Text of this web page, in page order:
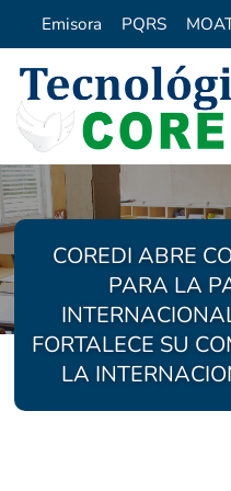
Emisora PQRS
COREDI ABRE
PARA LA
FORTALECE SU
LA